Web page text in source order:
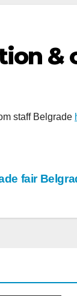
&
staff Belgrade
fair